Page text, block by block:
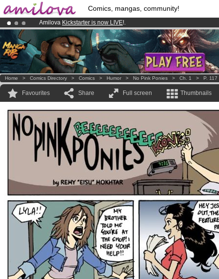
Comics, mangas, community!
Amilova Kickstarter is now LIVE!.
Already 100000membersand 1000comics & mangas!.
Premium membership from3.95 euros per month !Get membership
Home > Comics Directory > Comics > Humor > No Pink Ponies > Ch. 1 > P. 117
Favourites Share Full screen Thumbnails